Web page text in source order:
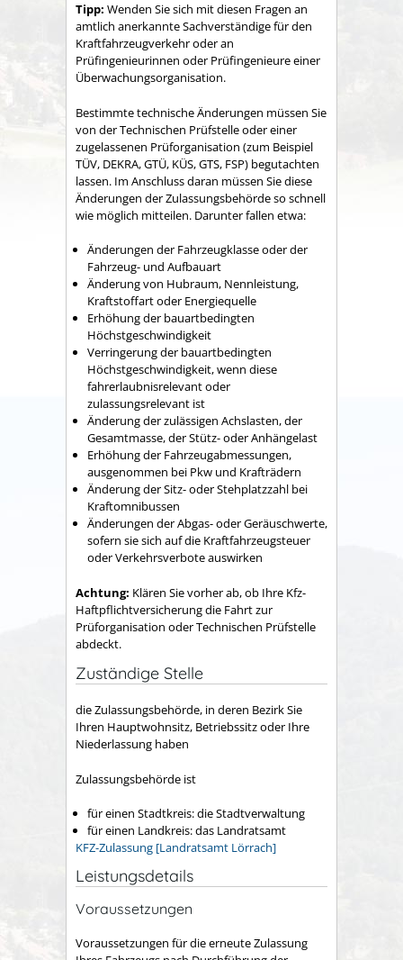
Tipp: Wenden Sie sich mit diesen Fragen an
amtlich anerkannte Sachverständige für den
Kraftfahrzeugverkehr oder an
Prüfingenieurinnen oder Prüfingenieure einer
Überwachungsorganisation.
Bestimmte technische Änderungen müssen Sie
von der Technischen Prüfstelle oder einer
zugelassenen Prüforganisation (zum Beispiel
TÜV, DEKRA, GTÜ, KÜS, GTS, FSP) begutachten
lassen. Im Anschluss daran müssen Sie diese
Änderungen der Zulassungsbehörde so schnell
wie möglich mitteilen. Darunter fallen etwa:
Änderungen der Fahrzeugklasse oder der
Fahrzeug- und Aufbauart
Änderung von Hubraum, Nennleistung,
Kraftstoffart oder Energiequelle
Erhöhung der bauartbedingten
Höchstgeschwindigkeit
Verringerung der bauartbedingten
Höchstgeschwindigkeit, wenn diese
fahrerlaubnisrelevant oder
zulassungsrelevant ist
Änderung der zulässigen Achslasten, der
Gesamtmasse, der Stütz- oder Anhängelast
Erhöhung der Fahrzeugabmessungen,
ausgenommen bei Pkw und Krafträdern
Änderung der Sitz- oder Stehplatzzahl bei
Kraftomnibussen
Änderungen der Abgas- oder Geräuschwerte,
sofern sie sich auf die Kraftfahrzeugsteuer
oder Verkehrsverbote auswirken
Achtung: Klären Sie vorher ab, ob Ihre Kfz-
Haftpflichtversicherung die Fahrt zur
Prüforganisation oder Technischen Prüfstelle
abdeckt.
Zuständige Stelle
die Zulassungsbehörde, in deren Bezirk Sie
Ihren Hauptwohnsitz, Betriebssitz oder Ihre
Niederlassung haben
Zulassungsbehörde ist
für einen Stadtkreis: die Stadtverwaltung
für einen Landkreis: das Landratsamt
KFZ-Zulassung [Landratsamt Lörrach]
Leistungsdetails
Voraussetzungen
Voraussetzungen für die erneute Zulassung